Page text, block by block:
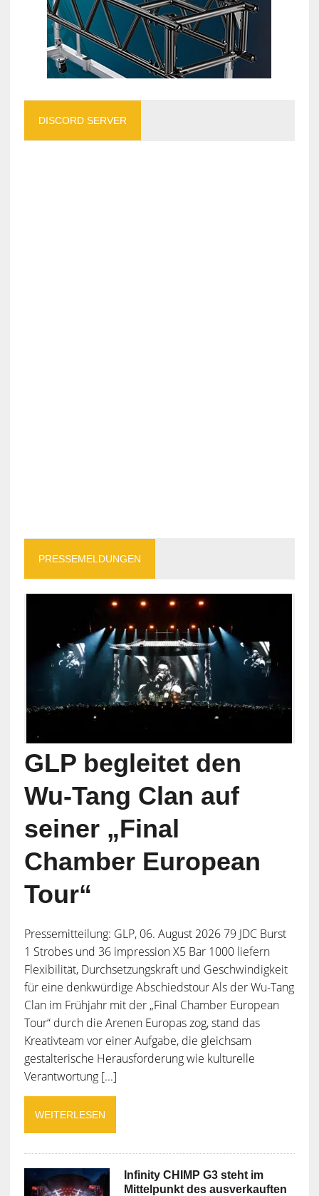
DISCORD SERVER
PRESSEMELDUNGEN
GLP begleitet den
Wu-Tang Clan auf
seiner „Final
Chamber European
Tour“
Pressemitteilung: GLP, 06. August 2026 79 JDC Burst
1 Strobes und 36 impression X5 Bar 1000 liefern
Flexibilität, Durchsetzungskraft und Geschwindigkeit
für eine denkwürdige Abschiedstour Als der Wu-Tang
Clan im Frühjahr mit der „Final Chamber European
Tour“ durch die Arenen Europas zog, stand das
Kreativteam vor einer Aufgabe, die gleichsam
gestalterische Herausforderung wie kulturelle
Verantwortung [...]
WEITERLESEN
Infinity CHIMP G3 steht im
Mittelpunkt des ausverkauften